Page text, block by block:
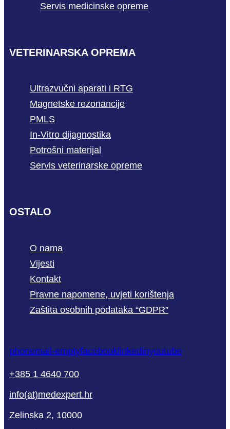
Servis medicinske opreme
VETERINARSKA OPREMA
Ultrazvučni aparati i RTG
Magnetske rezonancije
PMLS
In-Vitro dijagnostika
Potrošni materijal
Servis veterinarske opreme
OSTALO
O nama
Vijesti
Kontakt
Pravne napomene, uvjeti korištenja
Zaštita osobnih podataka “GDPR”
phonemail-emptyfacebook linkedinyoutube
+385 1 4640 700
info(at)medexpert.hr
Zelinska 2, 10000